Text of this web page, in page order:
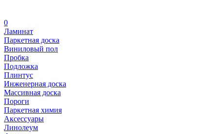
0
Ламинат
Паркетная доска
Виниловый пол
Пробка
Подложка
Плинтус
Инженерная доска
Массивная доска
Пороги
Паркетная химия
Аксессуары
Линолеум